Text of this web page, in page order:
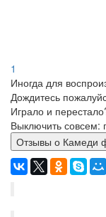
1
Иногда для
Дождитесь
Играло и
Выключить совсем:
Отзывы о